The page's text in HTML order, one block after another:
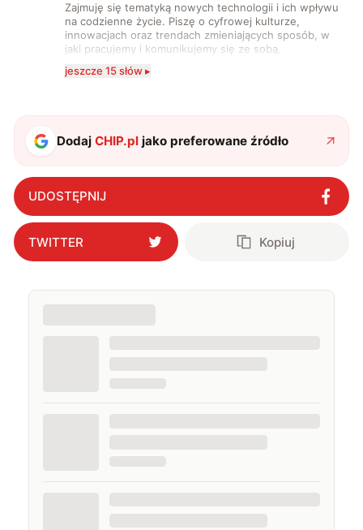
Zajmuję się tematyką nowych technologii i ich wpływu
na codzienne życie. Piszę o cyfrowej kulturze,
innowacjach oraz trendach zmieniających sposób, w
jaki pracujemy i komunikujemy się ze sobą.
technologii a współczesną popkulturą. W wolnych
jeszcze 15 słów ▸
DodajCHIP.pl jako preferowane źródło
UDOSTĘPNIJ
TWITTER Kopiuj